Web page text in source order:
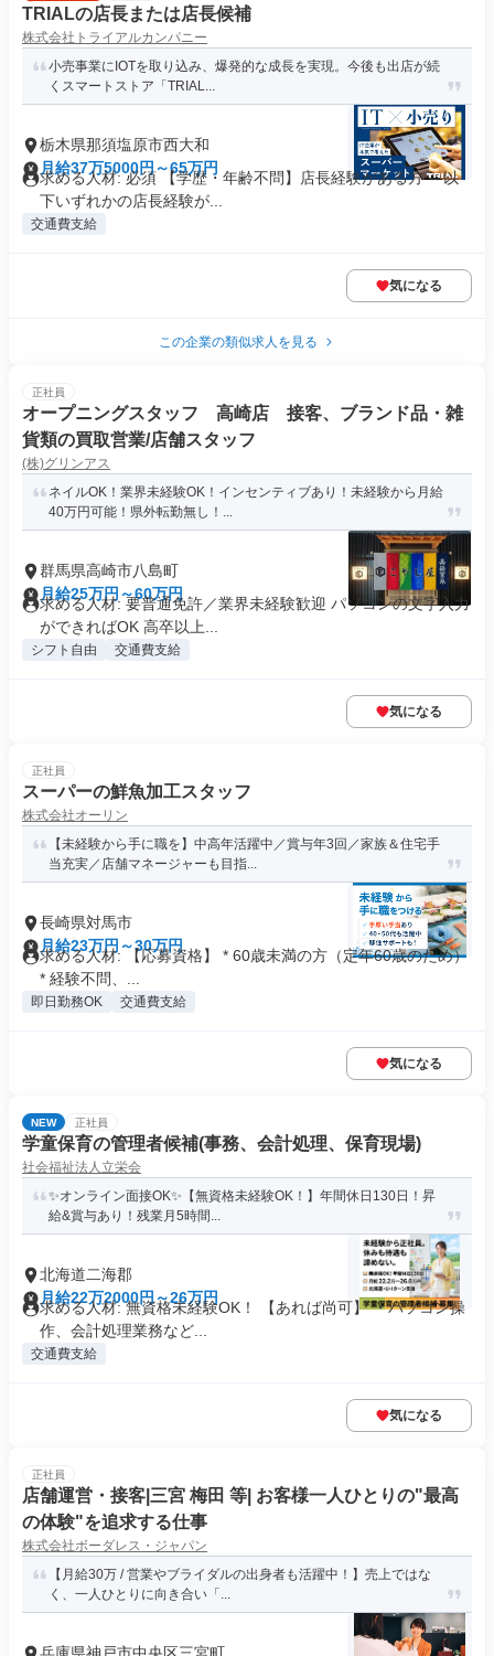
TRIALの店長または店長候補
株式会社トライアルカンパニー
小売事業にIOTを取り込み、爆発的な成長を実現。今後も出店が続
くスマートストア「TRIAL...
栃木県那須塩原市西大和
月給37万5000円～65万円
求める人材: 必須 【学歴・年齢不問】店長経験がある方 ～以
下いずれかの店長経験が...
交通費支給
気になる
この企業の類似求人を見る
正社員
オープニングスタッフ 高崎店 接客、ブランド品・雑
貨類の買取営業/店舗スタッフ
(株)グリンアス
ネイルOK！業界未経験OK！インセンティブあり！未経験から月給
40万円可能！県外転勤無し！...
群馬県高崎市八島町
月給25万円～60万円
求める人材: 要普通免許／業界未経験歓迎 パソコンの文字入力
ができればOK 高卒以上...
シフト自由 交通費支給
気になる
正社員
スーパーの鮮魚加工スタッフ
株式会社オーリン
【未経験から手に職を】中高年活躍中／賞与年3回／家族＆住宅手
当充実／店舗マネージャーも目指...
長崎県対馬市
月給23万円～30万円
求める人材: 【応募資格】 * 60歳未満の方（定年60歳のため）
* 経験不問、...
即日勤務OK 交通費支給
気になる
NEW 正社員
学童保育の管理者候補(事務、会計処理、保育現場)
社会福祉法人立栄会
✨オンライン面接OK✨【無資格未経験OK！】年間休日130日！昇
給&賞与あり！残業月5時間...
北海道二海郡
月給22万2000円～26万円
求める人材: 無資格未経験OK！ 【あれば尚可】 ・パソコン操
作、会計処理業務など...
交通費支給
気になる
正社員
店舗運営・接客|三宮 梅田 等| お客様一人ひとりの"最高
の体験"を追求する仕事
株式会社ボーダレス・ジャパン
【月給30万 / 営業やブライダルの出身者も活躍中！】売上ではな
く、一人ひとりに向き合い「...